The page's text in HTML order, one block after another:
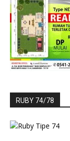
RUBY 74/78